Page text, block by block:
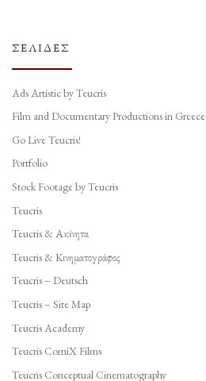
ΣΕΛΊΔΕΣ
Ads Artistic by Teucris
Film and Documentary Productions in Greece
Go Live Teucris!
Portfolio
Stock Footage by Teucris
Teucris
Teucris & Ακίνητα
Teucris & Κινηματογράφος
Teucris – Deutsch
Teucris – Site Map
Teucris Academy
Teucris ComiX Films
Teucris Conceptual Cinematography